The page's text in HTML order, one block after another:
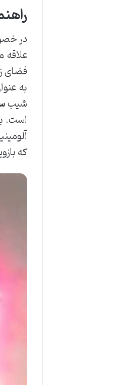
در
علاقه
فضای
به
شیب
است.
که